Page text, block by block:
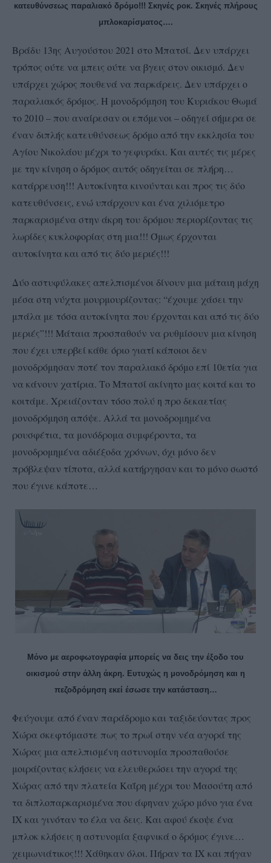
κατευθύνσεως παραλιακό δρόμο!!! Σκηνές ροκ. Σκηνές πλήρους
μπλοκαρίσματος….
Βράδυ 13ης Αυγούστου 2021 στο Μπατσί. Δεν υπάρχει
τρόπος ούτε να μπεις ούτε να βγεις στον οικισμό. Δεν
υπάρχει χώρος πουθενά να παρκάρεις. Δεν υπάρχει ο
παραλιακός δρόμος. Η μονοδρόμηση του Κυριάκου Θωμά
το 2010 – που αναίρεσαν οι επόμενοι – οδηγεί σήμερα σε
έναν διπλής κατευθύνσεως δρόμο από την εκκλησία του
Αγίου Νικολάου μέχρι το γεφυράκι. Και αυτές τις μέρες
με την κίνηση ο δρόμος αυτός οδηγείται σε πλήρη…
κατάρρευση!!! Αυτοκίνητα κινούνται και προς τις δύο
κατευθύνσεις, ενώ υπάρχουν και ένα χιλιόμετρο
παρκαρισμένα στην άκρη του δρόμου περιορίζοντας τις
λωρίδες κυκλοφορίας στη μια!!! Όμως έρχονται
αυτοκίνητα και από τις δύο μεριές!!!
Δύο αστυφύλακες απελπισμένοι δίνουν μια μάταιη μάχη
μέσα στη νύχτα μουρμουρίζοντας: “έχουμε χάσει την
μπάλα με τόσα αυτοκίνητα που έρχονται και από τις δύο
μεριές”!!! Μάταια προσπαθούν να ρυθμίσουν μια κίνηση
που έχει υπερβεί κάθε όριο γιατί κάποιοι δεν
μονοδρόμησαν ποτέ τον παραλιακό δρόμο επί 10ετία για
να κάνουν χατίρια. Το Μπατσί ακίνητο μας κοιτά και το
κοιτάμε. Χρειάζονταν τόσο πολύ η προ δεκαετίας
μονοδρόμηση απόψε. Αλλά τα μονοδρομημένα
ρουσφέτια, τα μονόδρομα συμφέροντα, τα
μονοδρομημένα αδιέξοδα χρόνων, όχι μόνο δεν
πρόβλεψαν τίποτα, αλλά κατήργησαν και το μόνο σωστό
που έγινε κάποτε…
Μόνο με αεροφωτογραφία μπορείς να δεις την έξοδο του
οικισμού στην άλλη άκρη. Ευτυχώς η μονοδρόμηση και η
πεζοδρόμηση εκεί έσωσε την κατάσταση…
Φεύγουμε από έναν παράδρομο και ταξιδεύοντας προς
Χώρα σκεφτόμαστε πως το πρωί στην νέα αγορά της
Χώρας μια απελπισμένη αστυνομία προσπαθούσε
μοιράζοντας κλήσεις να ελευθερώσει την αγορά της
Χώρας από την πλατεία Καΐρη μέχρι του Μασούτη από
τα διπλοπαρκαρισμένα που άφηναν χώρο μόνο για ένα
ΙΧ και γινόταν το έλα να δεις. Και αφού έκοψε ένα
μπλοκ κλήσεις η αστυνομία ξαφνικά ο δρόμος έγινε…
χειμωνιάτικος!!! Χάθηκαν όλοι. Πήραν τα ΙΧ και πήγαν